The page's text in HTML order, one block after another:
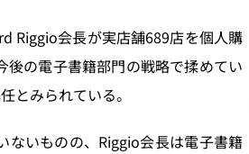
Riggio会長が実店舗689店を個人購
後の電子書籍部門の戦略で揉めてい
とみられている。
ないものの、Riggio会長は電子書籍